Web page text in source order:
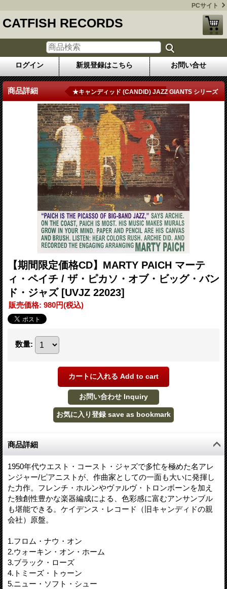
PCサイト
CATFISH RECORDS
ログイン 新規登録はこちら お問い合せ
商品詳細 ★キャンディッド (CANDID) JAZZ GIANTS シリーズ
【期間限定価格CD】MARTY PAICH マーテ
ィ・ペイチ / ザ・ピカソ・オブ・ビッグ・バン
ド・ジャズ [UVJZ 22023]
販売価格: 980円(税込)
数量:
商品詳細
1950年代ウエスト・コースト・ジャズで多忙を極めた名アレ
ンジャー/ピアニストが、作曲家としての一面も大いに発揮し
た力作。フレンチ・ホルンやヴァルヴ・トロンボーンを加え
た独創性豊かな楽器編成による、色彩感に富むアンサンブル
も堪能できる。ケイデンス・レコード（旧キャンディドの親
会社）原盤。
1.フロム・ナウ・オン
2.ウォーキン・オン・ホーム
3.ブラック・ローズ
4.トミーズ・トゥーン
5.ニュー・ソフト・シュー